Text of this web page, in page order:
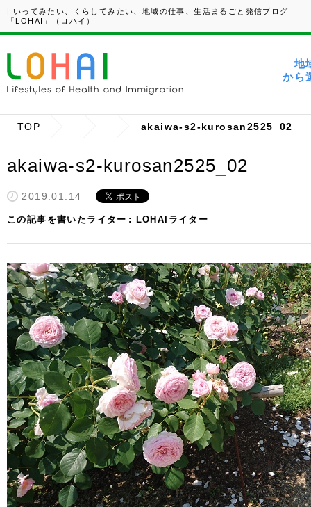
| いってみたい、くらしてみたい、地域の仕事、生活まるごと発信ブログ
「LOHAI」（ロハイ）
地
から
TOP akaiwa-s2-kurosan2525_02
akaiwa-s2-kurosan2525_02
2019.01.14
この記事を書いたライター LOHAIライター